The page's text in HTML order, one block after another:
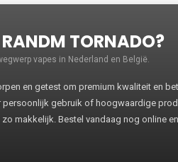
TORNADO?
vapes in Nederland en België.
en getest om premium kwaliteit en
gebruik of hoogwaardige
makkelijk. Bestel vandaag nog online